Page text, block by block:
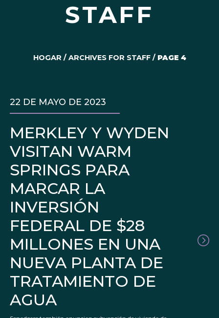
STAFF
HOGAR / ARCHIVES FOR STAFF/ PAGE 4
MERKLEY Y WYDEN
VISITAN WARM
SPRINGS PARA
MARCAR LA
INVERSIÓN
FEDERAL DE $28
MILLONES EN UNA
NUEVA PLANTA DE
TRATAMIENTO DE
AGUA
22 DE MAYO DE 2023